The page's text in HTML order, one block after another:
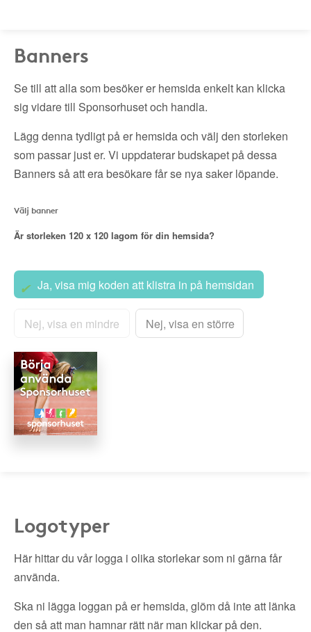
Banners
Se till att alla som besöker er hemsida enkelt kan klicka
sig vidare till Sponsorhuset och handla.
Lägg denna tydligt på er hemsida och välj den storleken
som passar just er. Vi uppdaterar budskapet på dessa
Banners så att era besökare får se nya saker löpande.
Välj banner
Är storleken 120 x 120 lagom för din hemsida?
Ja, visa mig koden att klistra in på hemsidan
Nej, visa en mindre Nej, visa en större
Logotyper
Här hittar du vår logga i olika storlekar som ni gärna får
använda.
Ska ni lägga loggan på er hemsida, glöm då inte att länka
den så att man hamnar rätt när man klickar på den.